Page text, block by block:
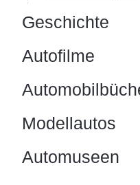
Geschichte
Autofilme
Modellautos
Automuseen